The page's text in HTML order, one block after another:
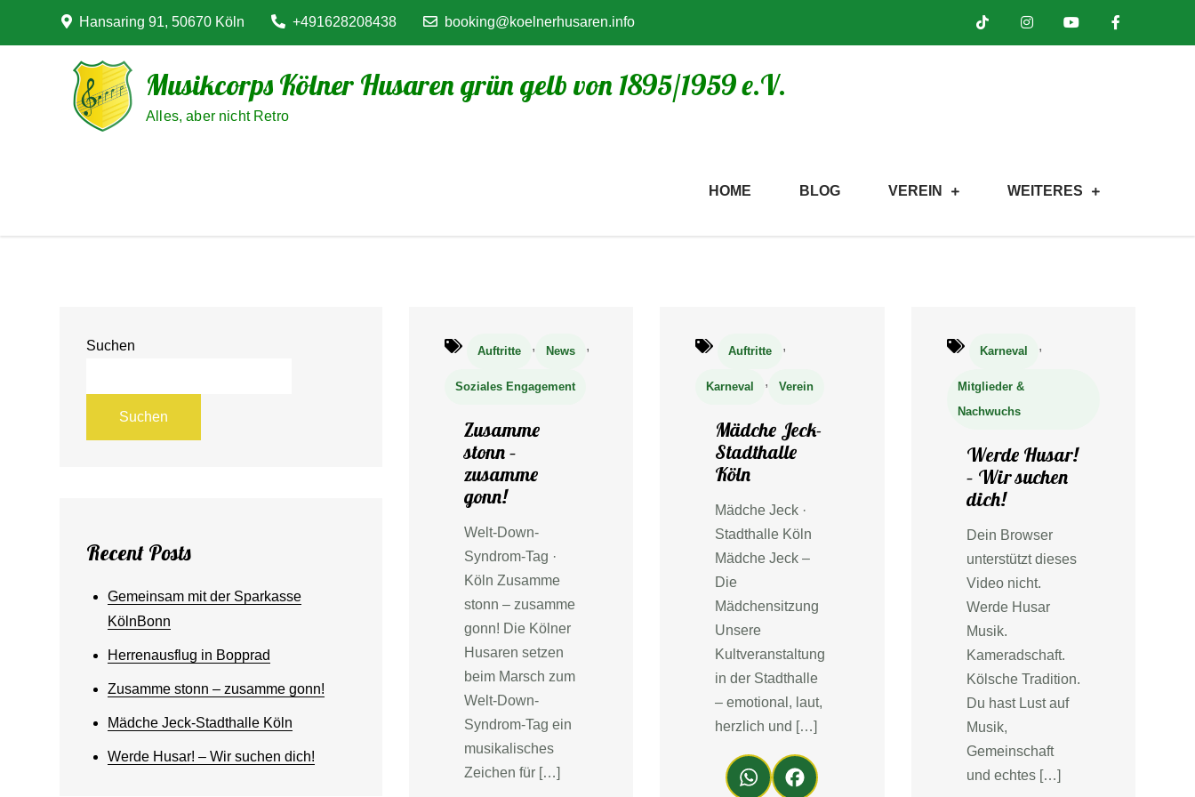
Hansaring 91, 50670 Köln +491628208438 booking@koelnerhusaren.info
Musikcorps Kölner Husaren grün gelb von 1895/1959 e.V.
Alles, aber nicht Retro
HOME BLOG VEREIN WEITERES
Auftritte , News ,
Soziales Engagement
Zusamme
stonn –
zusamme
gonn!
Welt-Down-
Syndrom-Tag ·
Köln Zusamme
stonn – zusamme
gonn! Die Kölner
Husaren setzen
beim Marsch zum
Welt-Down-
Syndrom-Tag ein
musikalisches
Zeichen für […]
Auftritte ,
Karneval , Verein
Mädche Jeck-
Stadthalle
Köln
Mädche Jeck ·
Stadthalle Köln
Mädche Jeck –
Die
Mädchensitzung
Unsere
Kultveranstaltung
in der Stadthalle
– emotional, laut,
herzlich und […]
Wh Fa
Karneval ,
Mitglieder &
Nachwuchs
Werde Husar!
– Wir suchen
dich!
Dein Browser
unterstützt dieses
Video nicht.
Werde Husar
Musik.
Kameradschaft.
Kölsche Tradition.
Du hast Lust auf
Musik,
Gemeinschaft
und echtes […]
Suchen
Suchen
Recent Posts
Gemeinsam mit der Sparkasse
KölnBonn
Herrenausflug in Bopprad
Zusamme stonn – zusamme gonn!
Mädche Jeck-Stadthalle Köln
Werde Husar! – Wir suchen dich!